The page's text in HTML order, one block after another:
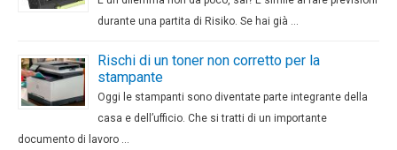
durante una partita di Risiko. Se hai già …
Rischi di un toner non corretto per la
stampante
Oggi le stampanti sono diventate parte integrante della
casa e dell’ufficio. Che si tratti di un importante
documento di lavoro …